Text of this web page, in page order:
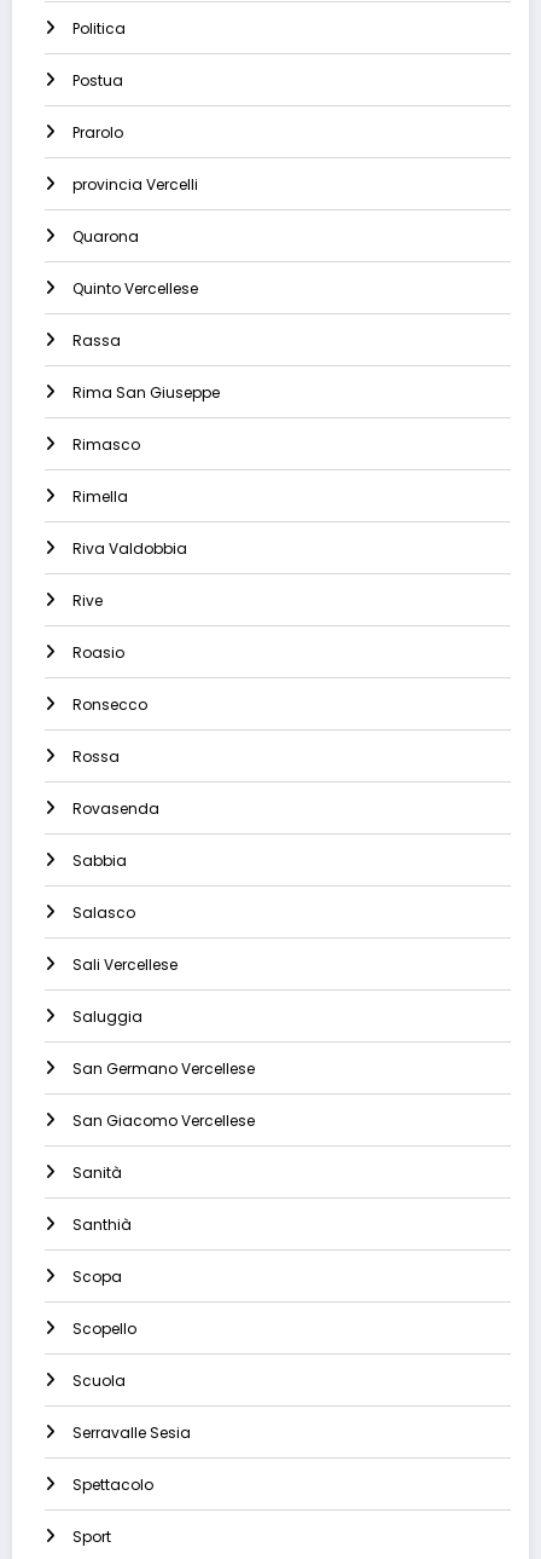
Politica
Postua
Prarolo
provincia Vercelli
Quarona
Quinto Vercellese
Rassa
Rima San Giuseppe
Rimasco
Rimella
Riva Valdobbia
Rive
Roasio
Ronsecco
Rossa
Rovasenda
Sabbia
Salasco
Sali Vercellese
Saluggia
San Germano Vercellese
San Giacomo Vercellese
Sanità
Santhià
Scopa
Scopello
Scuola
Serravalle Sesia
Spettacolo
Sport